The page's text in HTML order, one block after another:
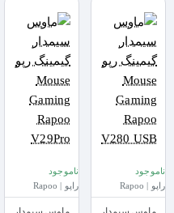
ناموجود
راپو | Rapoo
ناموجود
راپو | Rapoo